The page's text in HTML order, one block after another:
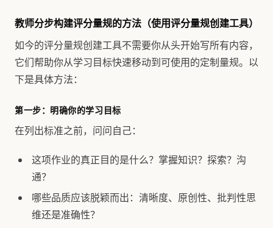
教师分步构建评分量规的方法（使用评分量规创建工具）
如今的评分量规创建工具不需要你从头开始写所有内容，
它们帮助你从学习目标快速移动到可使用的定制量规。以
下是具体方法：
第一步：明确你的学习目标
在列出标准之前，问问自己：
这项作业的真正目的是什么？掌握知识？探索？沟
通？
哪些品质应该脱颖而出：清晰度、原创性、批判性思
维还是准确性？